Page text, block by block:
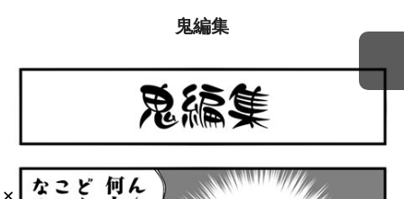
鬼編集